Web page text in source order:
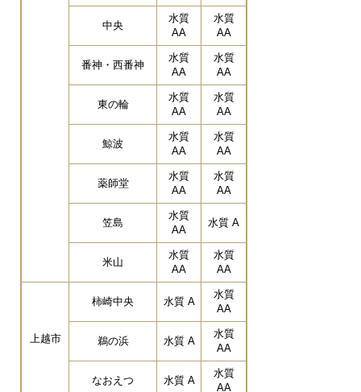
中央
水質
AA
水質
AA
番神・西番神
水質
AA
水質
AA
東の輪
水質
AA
水質
AA
鯨波
水質
AA
水質
AA
薬師堂
水質
AA
水質
AA
笠島
水質
AA
水質 A
米山
水質
AA
水質
AA
上越市
柿崎中央 水質 A
水質
AA
鵜の浜 水質 A
水質
AA
なおえつ 水質 A
水質
AA